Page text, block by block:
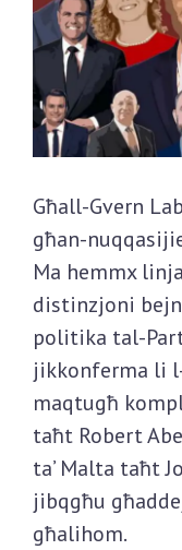
Għall-Gvern
għan-
Ma hemmx
distinzjoni
politika tal-
jikkonferma li
maqtugħ
taħt Robert
ta’ Malta taħt
jibqgħu
għalihom.